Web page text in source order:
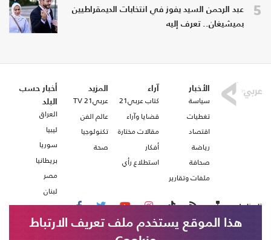
5
عبد الرحمن السيد يفوز في انتخابات الديمقراطيين
بميشيغان.. تعرف إليه
الأخبار
سياسة
تغطيات
اقتصاد
رياضة
صحافة
ملفات وتقارير
آراء
كتاب عربي21
قضايا وآراء
مقالات مختارة
أفكار
استطلاع رأي
المزيد
عربي21 TV
عالم الفن
تكنولوجيا
صحة
أخبار حسب
البلد
العراق
ليبيا
سوريا
بريطانيا
مصر
لبنان
تابعنا على
هذا الموقع يستخدم ملف تعريف الارتباط